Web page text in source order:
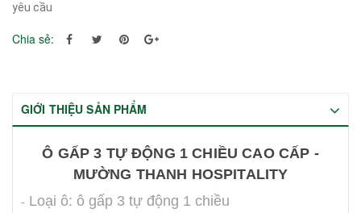
yêu cầu
Chia sẻ:
GIỚI THIỆU SẢN PHẨM
Ô GẤP 3 TỰ ĐỘNG 1 CHIỀU CAO CẤP -
MƯỜNG THANH HOSPITALITY
- Loại ô: ô gấp 3 tự động 1 chiều